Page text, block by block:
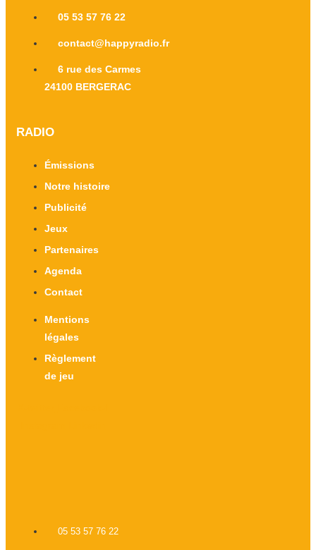
05 53 57 76 22
contact@happyradio.fr
6 rue des Carmes
24100 BERGERAC
RADIO
Émissions
Notre histoire
Publicité
Jeux
Partenaires
Agenda
Contact
Mentions
légales
Règlement
de jeu
05 53 57 76 22